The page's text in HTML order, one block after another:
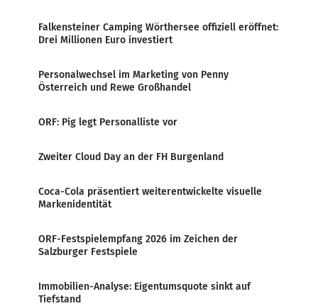
Falkensteiner Camping Wörthersee offiziell eröffnet:
Drei Millionen Euro investiert
Personalwechsel im Marketing von Penny
Österreich und Rewe Großhandel
ORF: Pig legt Personalliste vor
Zweiter Cloud Day an der FH Burgenland
Coca-Cola präsentiert weiterentwickelte visuelle
Markenidentität
ORF-Festspielempfang 2026 im Zeichen der
Salzburger Festspiele
Immobilien-Analyse: Eigentumsquote sinkt auf
Tiefstand